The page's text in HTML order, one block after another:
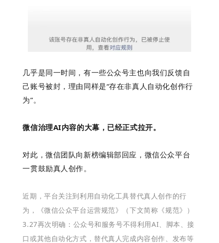
几乎是同一时间，有一些公众号主也向我们反馈自
己账号被封，理由同样是“存在非真人自动化创作行
为”。
微信治理AI内容的大幕，已经正式拉开。
对此，微信团队向新榜编辑部回应，微信公众平台
一贯鼓励真人创作。
近期，平台关注到利用自动化工具替代真人创作的行
为，《微信公众平台运营规范》（下文简称《规范》）
3.27再次明确：公众号和服务号不得利用AI、脚本、接
口或其他自动化方式，替代真人完成内容创作、发布等